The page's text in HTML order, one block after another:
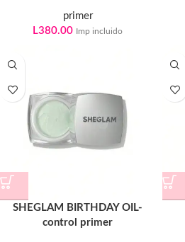
primer
L380.00 Imp incluido
SHEGLAM BIRTHDAY OIL-
control primer